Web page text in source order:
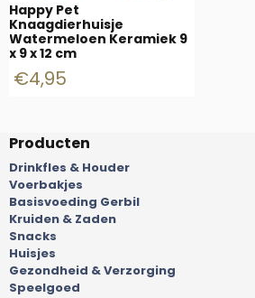
Happy Pet
Knaagdierhuisje
Watermeloen Keramiek 9
x 9 x 12 cm
€4,95
Producten
Drinkfles & Houder
Voerbakjes
Basisvoeding Gerbil
Kruiden & Zaden
Snacks
Huisjes
Gezondheid & Verzorging
Speelgoed